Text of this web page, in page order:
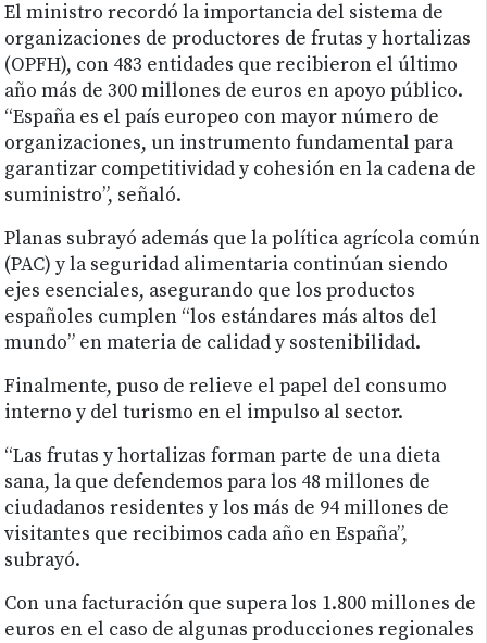
El ministro recordó la importancia del sistema de
organizaciones de productores de frutas y hortalizas
(OPFH), con 483 entidades que recibieron el último
año más de 300 millones de euros en apoyo público.
“España es el país europeo con mayor número de
organizaciones, un instrumento fundamental para
garantizar competitividad y cohesión en la cadena de
suministro”, señaló.
Planas subrayó además que la política agrícola común
(PAC) y la seguridad alimentaria continúan siendo
ejes esenciales, asegurando que los productos
españoles cumplen “los estándares más altos del
mundo” en materia de calidad y sostenibilidad.
Finalmente, puso de relieve el papel del consumo
interno y del turismo en el impulso al sector.
“Las frutas y hortalizas forman parte de una dieta
sana, la que defendemos para los 48 millones de
ciudadanos residentes y los más de 94 millones de
visitantes que recibimos cada año en España”,
subrayó.
Con una facturación que supera los 1.800 millones de
euros en el caso de algunas producciones regionales